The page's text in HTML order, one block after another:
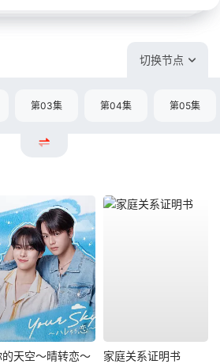
切换节点
第03集 第04集 第05集
的天空～晴转恋～ 家庭关系证明书